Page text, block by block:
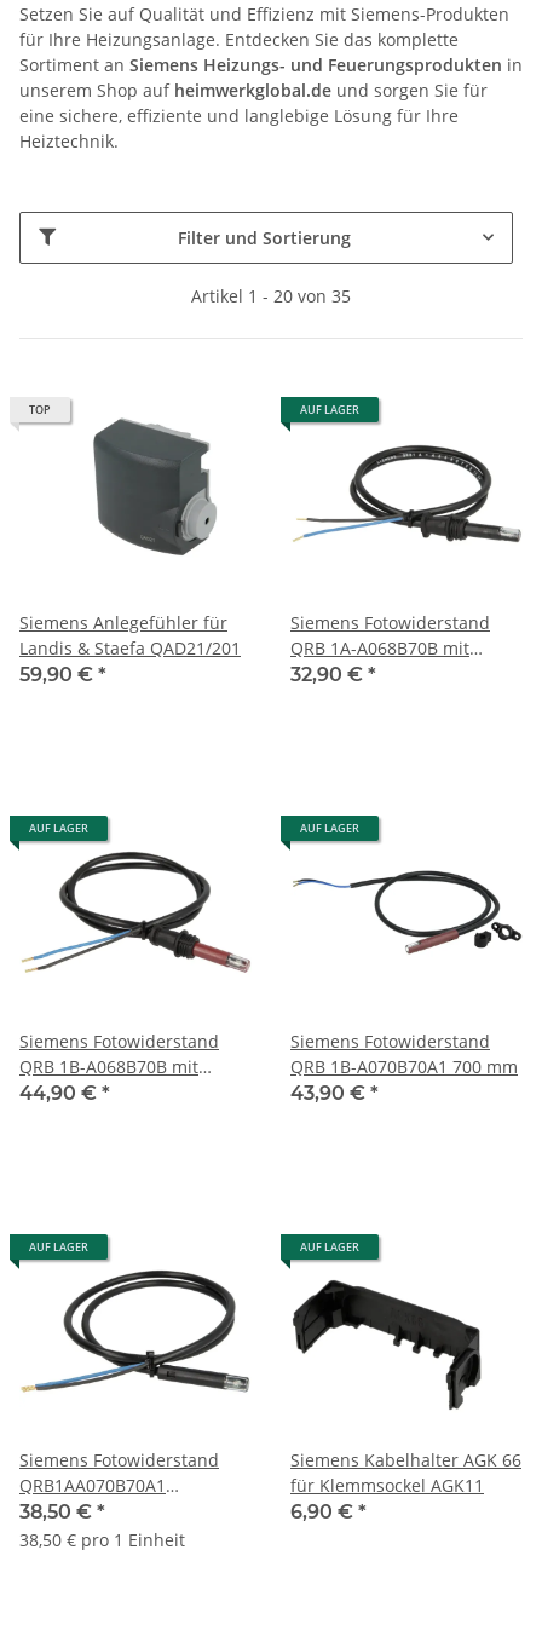
Setzen Sie auf Qualität und Effizienz mit Siemens-Produkten
für Ihre Heizungsanlage. Entdecken Sie das komplette
Sortiment an Siemens Heizungs- und Feuerungsprodukten in
unserem Shop auf heimwerkglobal.de und sorgen Sie für
eine sichere, effiziente und langlebige Lösung für Ihre
Heiztechnik.
Filter und Sortierung
Artikel 1 - 20 von 35
TOP
Siemens Anlegefühler für
Landis & Staefa QAD21/201
59,90 € *
AUF LAGER
Siemens Fotowiderstand
QRB 1A-A068B70B mit
Stopfen, Kabel 68 cm
32,90 € *
AUF LAGER
Siemens Fotowiderstand
QRB 1B-A068B70B mit
Stopfen
44,90 € *
AUF LAGER
Siemens Fotowiderstand
QRB 1B-A070B70A1 700 mm
43,90 € *
AUF LAGER
Siemens Fotowiderstand
QRB1AA070B70A1
Kabellänge 700mm Gehäuse
50 mm
38,50 € *
38,50 € pro 1 Einheit
AUF LAGER
Siemens Kabelhalter AGK 66
für Klemmsockel AGK11
6,90 € *